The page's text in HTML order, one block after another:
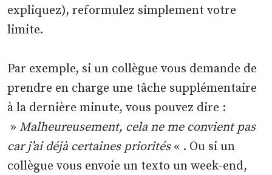
expliquez), reformulez simplement votre
limite.
Par exemple, si un collègue vous demande de
prendre en charge une tâche supplémentaire
à la dernière minute, vous pouvez dire :
» Malheureusement, cela ne me convient pas
car j’ai déjà certaines priorités« . Ou si un
collègue vous envoie un texto un week-end,